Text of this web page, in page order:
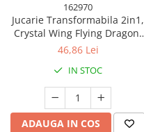
162970
Jucarie Transformabila 2in1,
Crystal Wing Flying Dragon,
Masina/Dragon, Atractie
Ani, din ABS, Multicolor
46,86 Lei
IN STOC
ADAUGA IN COS